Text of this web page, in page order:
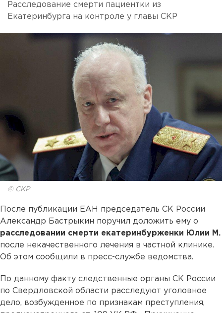
Расследование смерти пациентки из
Екатеринбурга на контроле у главы СКР
© СКР
После публикации ЕАН председатель СК России
Александр Бастрыкин поручил доложить ему о
расследовании смерти екатеринбурженки Юлии М.
после некачественного лечения в частной клинике.
Об этом сообщили в пресс-службе ведомства.
По данному факту следственные органы СК России
по Свердловской области расследуют уголовное
дело, возбужденное по признакам преступления,